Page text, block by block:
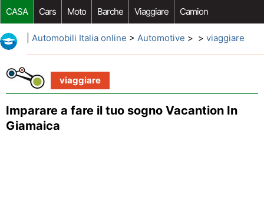
CASA Cars Moto Barche Viaggiare Camion
Riparazione Auto Acquisto Auto Car Opzioni Aftermarket
Automobili Italia online > Automotive > > viaggiare
viaggiare
Imparare a fare il tuo sogno Vacantion In
Giamaica